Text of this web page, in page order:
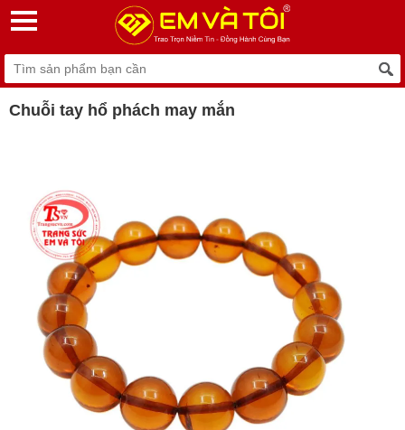
Chuỗi tay hổ phách may mắn